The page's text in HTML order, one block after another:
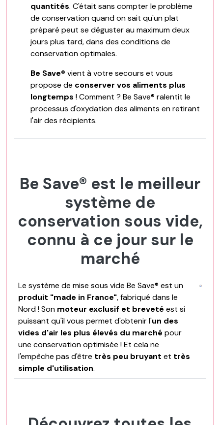
quantités. C'était sans compter le problème
de conservation quand on sait qu'un plat
préparé peut se déguster au maximum deux
jours plus tard, dans des conditions de
conservation optimales.
Be Save® vient à votre secours et vous
propose de conserver vos aliments plus
longtemps ! Comment ? Be Save® ralentit le
processus d'oxydation des aliments en retirant
l'air des récipients.
Be Save® est le meilleur
système de
conservation sous vide,
connu à ce jour sur le
marché
Le système de mise sous vide Be Save® est un
produit "made in France", fabriqué dans le
Nord ! Son moteur exclusif et breveté est si
puissant qu'il vous permet d'obtenir l'un des
vides d'air les plus élevés du marché pour
une conservation optimisée ! Et cela ne
l'empêche pas d'être très peu bruyant et très
simple d'utilisation.